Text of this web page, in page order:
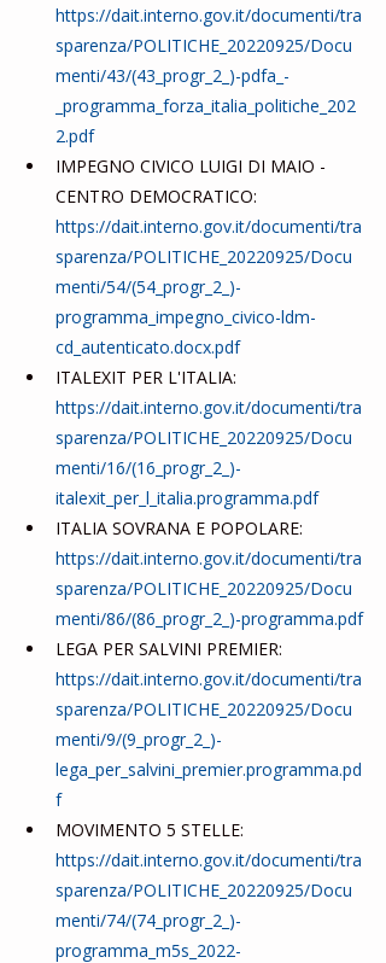
https://dait.interno.gov.it/documenti/tra
sparenza/POLITICHE_20220925/Docu
menti/43/(43_progr_2_)-pdfa_-
_programma_forza_italia_politiche_202
2.pdf
IMPEGNO CIVICO LUIGI DI MAIO -
CENTRO DEMOCRATICO:
https://dait.interno.gov.it/documenti/tra
sparenza/POLITICHE_20220925/Docu
menti/54/(54_progr_2_)-
programma_impegno_civico-ldm-
cd_autenticato.docx.pdf
ITALEXIT PER L'ITALIA:
https://dait.interno.gov.it/documenti/tra
sparenza/POLITICHE_20220925/Docu
menti/16/(16_progr_2_)-
italexit_per_l_italia.programma.pdf
ITALIA SOVRANA E POPOLARE:
https://dait.interno.gov.it/documenti/tra
sparenza/POLITICHE_20220925/Docu
menti/86/(86_progr_2_)-programma.pdf
LEGA PER SALVINI PREMIER:
https://dait.interno.gov.it/documenti/tra
sparenza/POLITICHE_20220925/Docu
menti/9/(9_progr_2_)-
lega_per_salvini_premier.programma.pd
f
MOVIMENTO 5 STELLE:
https://dait.interno.gov.it/documenti/tra
sparenza/POLITICHE_20220925/Docu
menti/74/(74_progr_2_)-
programma_m5s_2022-